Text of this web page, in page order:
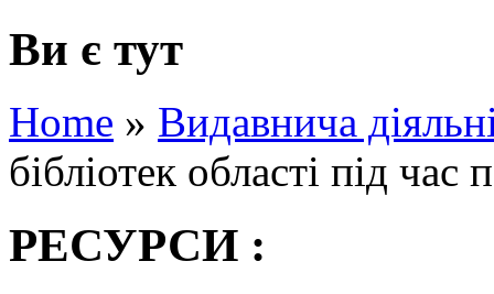
Ви є тут
Home » Видавнича
бібліотек області під
РЕСУРСИ :